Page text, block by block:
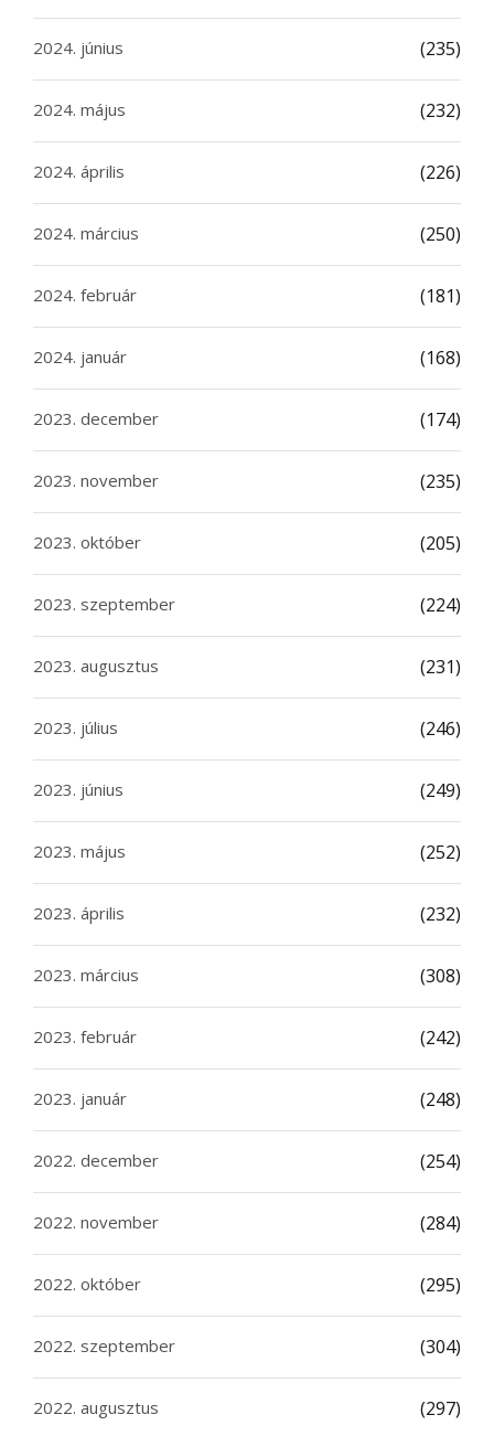
2024. június (235)
2024. május (232)
2024. április (226)
2024. március (250)
2024. február (181)
2024. január (168)
2023. december (174)
2023. november (235)
2023. október (205)
2023. szeptember (224)
2023. augusztus (231)
2023. július (246)
2023. június (249)
2023. május (252)
2023. április (232)
2023. március (308)
2023. február (242)
2023. január (248)
2022. december (254)
2022. november (284)
2022. október (295)
2022. szeptember (304)
2022. augusztus (297)